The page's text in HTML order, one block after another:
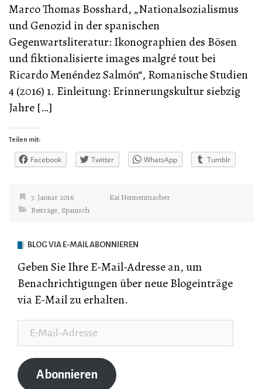
Marco Thomas Bosshard, „Nationalsozialismus
und Genozid in der spanischen
Gegenwartsliteratur: Ikonographien des Bösen
und fiktionalisierte images malgré tout bei
Ricardo Menéndez Salmón“, Romanische Studien
4 (2016) 1. Einleitung: Erinnerungskultur siebzig
Jahre […]
Teilen mit:
Facebook Twitter WhatsApp Tumblr
7. Januar 2016
Kai Nonnenmacher
Beiträge, Spanisch
BLOG VIA E-MAIL ABONNIEREN
Geben Sie Ihre E-Mail-Adresse an, um
Benachrichtigungen über neue Blogeinträge
via E-Mail zu erhalten.
Mail-
Adresse
Abonnieren